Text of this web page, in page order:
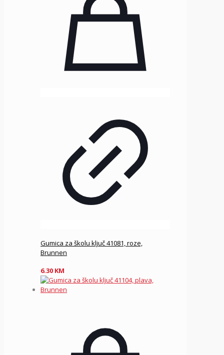
Gumica za školu ključ 41081, roze,
Brunnen
6.30 KM